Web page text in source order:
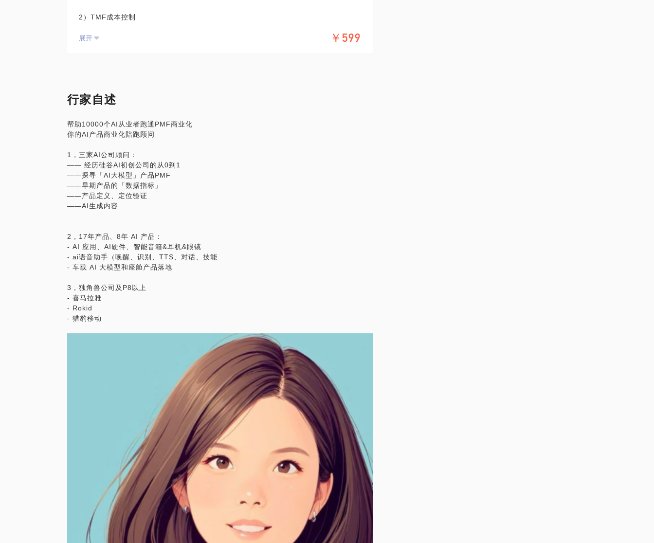
2）TMF成本控制
3）衡量CAC/LTV：在大规模投放前，需要满足什么条件？CAC/LTV壁比值等。
- AI 视频生成（Runway、字节Capcut、Pika。。。）
- AI 搜索/通用助手（OpenAI财务模型分享、Glean。。。）
- AI 社交（Talkie 、character ai。。。）
- AI 编程（Cursor。。。）
- AI 办公（AIPPT、Notta。。。）
PS：在咨询开始前，为了效果更好，请把你的问题更具体化，以及说下你的背景。
期待与你的见面！
展开 ￥599
行家自述
帮助10000个AI从业者跑通PMF商业化
你的AI产品商业化陪跑顾问
1，三家AI公司顾问：
—— 经历硅谷AI初创公司的从0到1
——探寻「AI大模型」产品PMF
——早期产品的「数据指标」
——产品定义、定位验证
——AI生成内容
2，17年产品、8年 AI 产品：
- AI 应用、AI硬件、智能音箱&耳机&眼镜
- ai语音助手（唤醒、识别、TTS、对话、技能
- 车载 AI 大模型和座舱产品落地
3，独角兽公司及P8以上
- 喜马拉雅
- Rokid
- 猎豹移动